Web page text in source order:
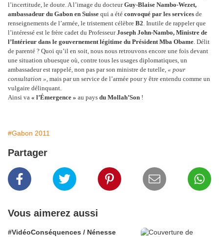
l’incertitude, le doute. A l’image du docteurGuy-Blaise Nambo-Wezet,
ambassadeur du Gabon en Suisse qui a été convoqué par les services de
renseignements de l’armée, le tristement célèbre B2. Inutile de rappeler que
l’intéressé est le frère cadet du ProfesseurJoseph John-Nambo, Ministre de
l’Intérieur dans le gouvernement légitime du Président Mba Obame. Délit
de parenté ? Quoi qu’il en soit, nous nous retrouvons encore une fois devant
une situation ubuesque où, contre tous les usages diplomatiques, un
ambassadeur est rappelé, non pas par son ministre de tutelle, « pour
consultation », mais par un service de l’armée pour y être entendu comme un
vulgaire délinquant.
Ainsi va « l’Émergence » au pays du Mollah’Son !
#Gabon 2011
Partager
Vous aimerez aussi
#VidéoConséquences / Nénesse